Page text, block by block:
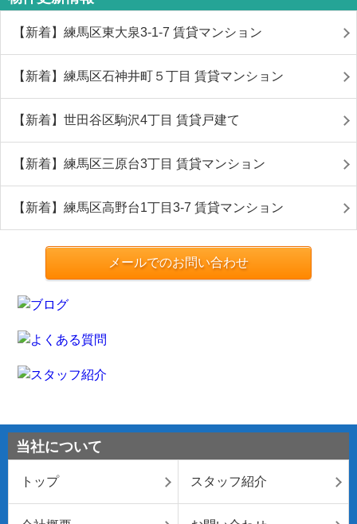
【新着】練馬区東大泉3-1-7 賃貸マンション
【新着】練馬区石神井町５丁目 賃貸マンション
【新着】世田谷区駒沢4丁目 賃貸戸建て
【新着】練馬区三原台3丁目 賃貸マンション
【新着】練馬区高野台1丁目3-7 賃貸マンション
メールでのお問い合わせ
当社について
トップ スタッフ紹介